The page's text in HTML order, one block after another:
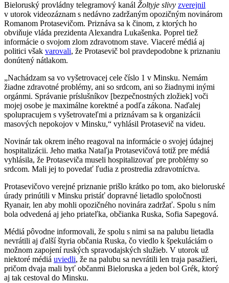
Bieloruský provládny telegramový kanál Žoltyje slivy zverejnil
v utorok videozáznam s nedávno zadržaným opozičným novinárom
Romanom Protasevičom. Priznáva sa k činom, z ktorých ho
obviňuje vláda prezidenta Alexandra Lukašenka. Poprel tiež
informácie o svojom zlom zdravotnom stave. Viaceré médiá aj
politici však varovali, že Protasevič bol pravdepodobne k priznaniu
donútený nátlakom.
„Nachádzam sa vo vyšetrovacej cele číslo 1 v Minsku. Nemám
žiadne zdravotné problémy, ani so srdcom, ani so žiadnymi inými
orgánmi. Správanie príslušníkov [bezpečnostných zložiek] voči
mojej osobe je maximálne korektné a podľa zákona. Naďalej
spolupracujem s vyšetrovateľmi a priznávam sa k organizácii
masových nepokojov v Minsku,“ vyhlásil Protasevič na videu.
Novinár tak okrem iného reagoval na informácie o svojej údajnej
hospitalizácii. Jeho matka Nataľja Protasevičová totiž pre médiá
vyhlásila, že Protaseviča museli hospitalizovať pre problémy so
srdcom. Mali jej to povedať ľudia z prostredia zdravotníctva.
Protasevičovo verejné priznanie prišlo krátko po tom, ako bieloruské
úrady prinútili v Minsku pristáť dopravné lietadlo spoločnosti
Ryanair, len aby mohli opozičného novinára zadržať. Spolu s ním
bola odvedená aj jeho priateľka, občianka Ruska, Sofia Sapegová.
Médiá pôvodne informovali, že spolu s nimi sa na palubu lietadla
nevrátili aj ďalší štyria občania Ruska, čo viedlo k špekuláciám o
možnom zapojení ruských spravodajských služieb. V utorok už
niektoré médiá uviedli, že na palubu sa nevrátili len traja pasažieri,
pričom dvaja mali byť občanmi Bieloruska a jeden bol Grék, ktorý
aj tak cestoval do Minsku.